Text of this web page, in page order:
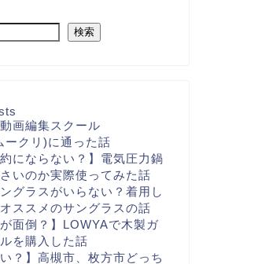
検索
動画編集スクール
ークリ)に通った話
約にならない？】電気圧力鍋
いのか実際使ってみた話
グラスがいらない？着用し
ススメのサングラスの話
が面倒？】LOWYAで木製ガ
を購入した話
い？】高槻市、枚方市どっち